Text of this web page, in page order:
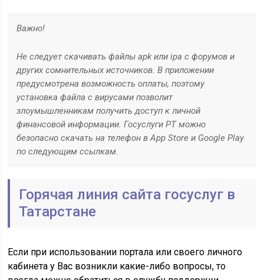
Важно!
Не следует скачивать файлы apk или ipa с форумов и
других сомнительных источников. В приложении
предусмотрена возможность оплаты, поэтому
установка файла с вирусами позволит
злоумышленникам получить доступ к личной
финансовой информации. Госуслуги РТ можно
безопасно скачать на телефон в App Store и Google Play
по следующим ссылкам.
Горячая линия сайта госуслуг в
Татарстане
Если при использовании портала или своего личного
кабинета у Вас возникли какие-либо вопросы, то